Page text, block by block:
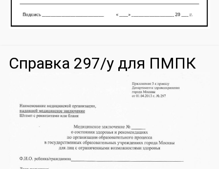
Справка 297/у для ПМПК